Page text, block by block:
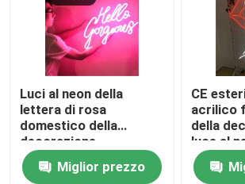
Luci al neon della
lettera di rosa
domestico della
decorazione
dell'insegna al neon
principali silicone molle
Miglior prezzo
CE
acrilico
della
luce al